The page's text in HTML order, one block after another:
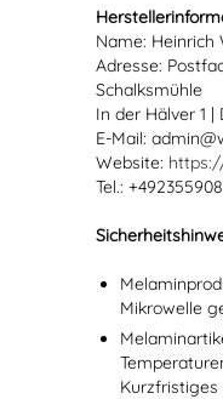
Name: Heinrich
Adresse:
Schalksmühle
In der Hälver 1
E-Mail:
Website:
Tel.:
Mikrowelle